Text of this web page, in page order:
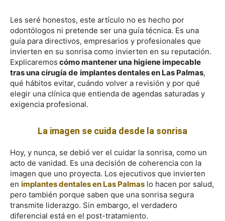
Les seré honestos, este artículo no es hecho por
odontólogos ni pretende ser una guía técnica. Es una
guía para directivos, empresarios y profesionales que
invierten en su sonrisa como invierten en su reputación.
Explicaremos cómo mantener una higiene impecable
tras una cirugía de implantes dentales en Las Palmas,
qué hábitos evitar, cuándo volver a revisión y por qué
elegir una clínica que entienda de agendas saturadas y
exigencia profesional.
La imagen se cuida desde la sonrisa
Hoy, y nunca, se debió ver el cuidar la sonrisa, como un
acto de vanidad. Es una decisión de coherencia con la
imagen que uno proyecta. Los ejecutivos que invierten
en implantes dentales en Las Palmas lo hacen por salud,
pero también porque saben que una sonrisa segura
transmite liderazgo. Sin embargo, el verdadero
diferencial está en el post-tratamiento.